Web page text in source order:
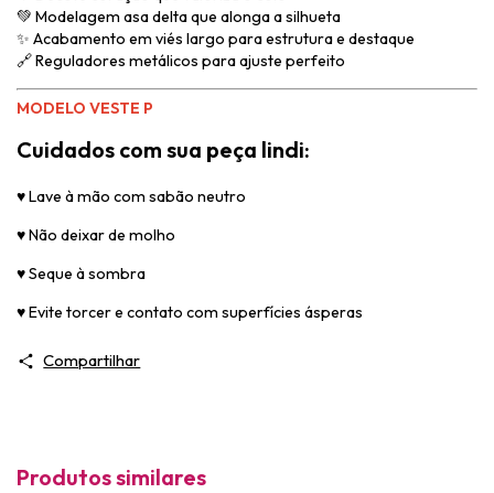
💚 Modelagem asa delta que alonga a silhueta
✨ Acabamento em viés largo para estrutura e destaque
🔗 Reguladores metálicos para ajuste perfeito
MODELO VESTE P
Cuidados com sua peça lindi:
♥Lave à mão com sabão neutro
♥Não deixar de molho
♥Seque à sombra
♥Evite torcer e contato com superfícies ásperas
Compartilhar
Produtos similares